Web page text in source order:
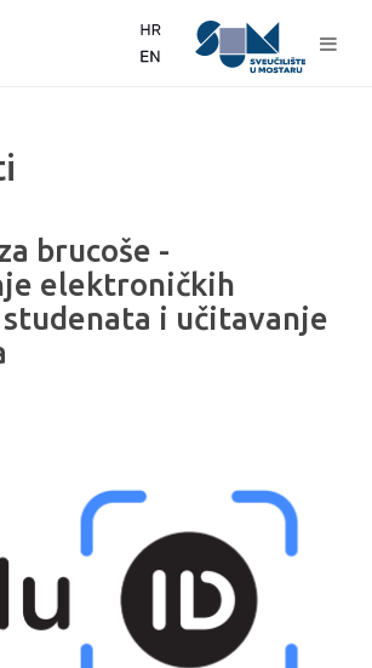
brucoše -
elektroničkih
i učitavanje